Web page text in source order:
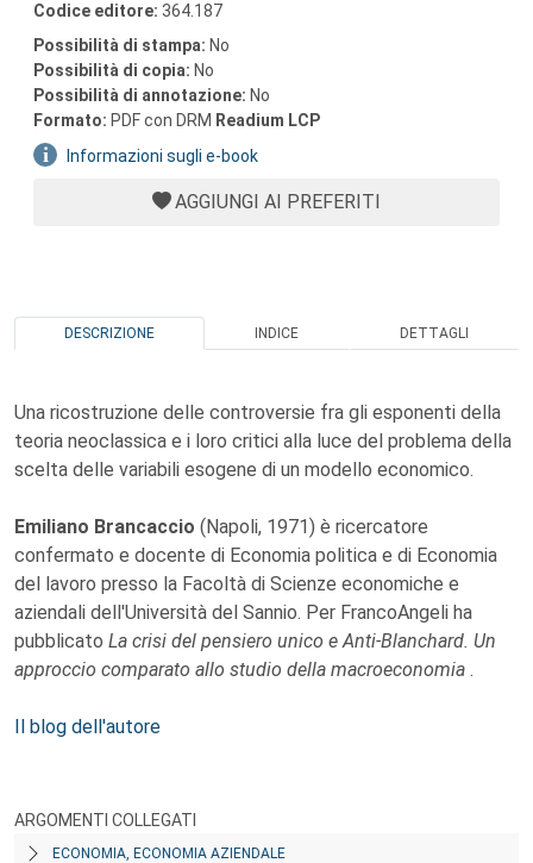
Codice editore: 364.187
Possibilità di stampa: No
Possibilità di copia: No
Possibilità di annotazione: No
Formato: PDF con DRM Readium LCP
Informazioni sugli e-book
AGGIUNGI AI PREFERITI
DESCRIZIONE INDICE DETTAGLI
Una ricostruzione delle controversie fra gli esponenti della
teoria neoclassica e i loro critici alla luce del problema della
scelta delle variabili esogene di un modello economico.
Emiliano Brancaccio (Napoli, 1971) è ricercatore
confermato e docente di Economia politica e di Economia
del lavoro presso la Facoltà di Scienze economiche e
aziendali dell'Università del Sannio. Per FrancoAngeli ha
pubblicato La crisi del pensiero unico e Anti-Blanchard. Un
approccio comparato allo studio della macroeconomia .
Il blog dell'autore
ARGOMENTI COLLEGATI
ECONOMIA, ECONOMIA AZIENDALE